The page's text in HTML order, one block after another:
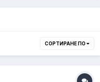
СОРТИРАНЕ ПО